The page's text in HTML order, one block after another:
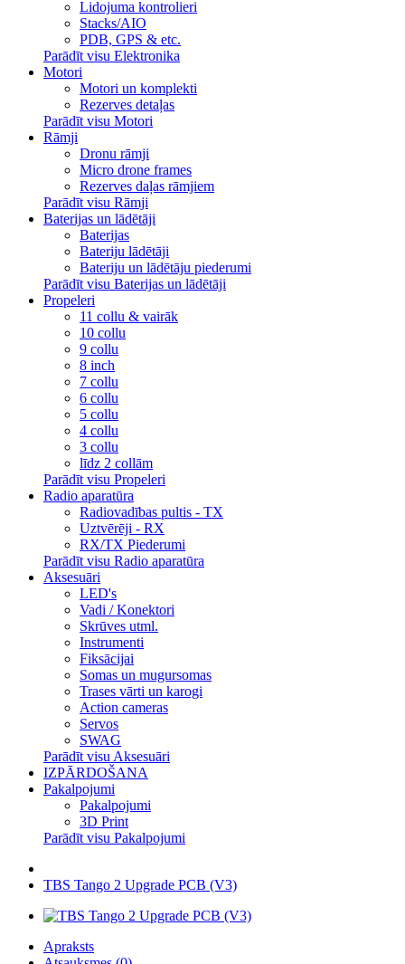
Lidojuma kontrolieri
Stacks/AIO
PDB, GPS & etc.
Parādīt visu Elektronika
Motori
Motori un komplekti
Rezerves detaļas
Parādīt visu Motori
Rāmji
Dronu rāmji
Micro drone frames
Rezerves daļas rāmjiem
Parādīt visu Rāmji
Baterijas un lādētāji
Baterijas
Bateriju lādētāji
Bateriju un lādētāju piederumi
Parādīt visu Baterijas un lādētāji
Propeleri
11 collu & vairāk
10 collu
9 collu
8 inch
7 collu
6 collu
5 collu
4 collu
3 collu
līdz 2 collām
Parādīt visu Propeleri
Radio aparatūra
Radiovadības pultis - TX
Uztvērēji - RX
RX/TX Piederumi
Parādīt visu Radio aparatūra
Aksesuāri
LED's
Vadi / Konektori
Skrūves utml.
Instrumenti
Fiksācijai
Somas un mugursomas
Trases vārti un karogi
Action cameras
Servos
SWAG
Parādīt visu Aksesuāri
IZPĀRDOŠANA
Pakalpojumi
Pakalpojumi
3D Print
Parādīt visu Pakalpojumi
TBS Tango 2 Upgrade PCB (V3)
Apraksts